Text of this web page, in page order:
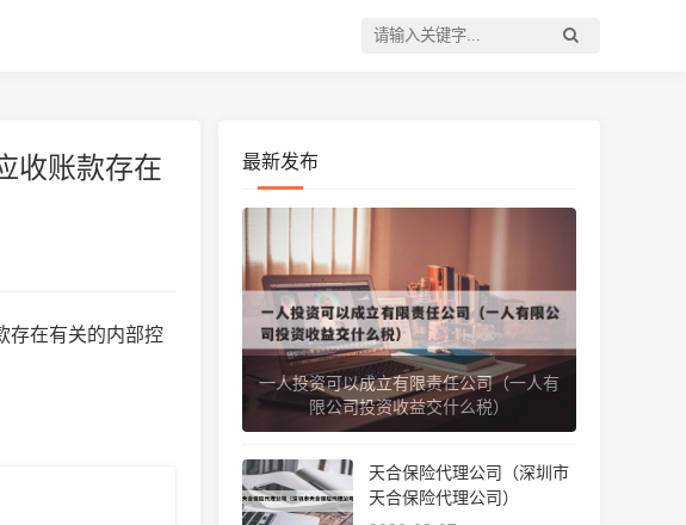
收账款存在
存在有关的内部控
最新发布
一人投资可以成立有限责任公司（一人有
限公司投资收益交什么税）
天合保险代理公司（深圳市
天合保险代理公司）